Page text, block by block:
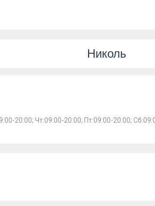
Николь
20:00; Чт:09:00-20:00; Пт:09:00-20:00;